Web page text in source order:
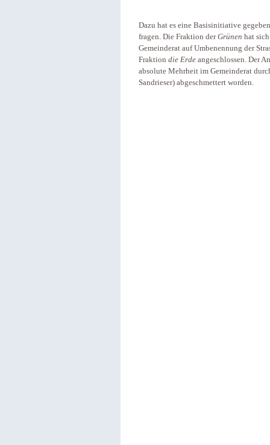
Dazu hat es eine Basisinitiative
fragen. Die Fraktion derGrünen hat
Gemeinderat auf Umbenennung der
Fraktion die Erde angeschlossen. Der
absolute Mehrheit im Gemeinderat
Sandrieser) abgeschmettert worden.